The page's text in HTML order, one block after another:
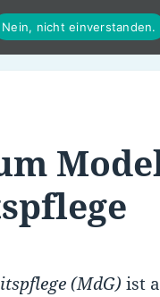
(MdG) ist
Nein, nicht einverstanden.